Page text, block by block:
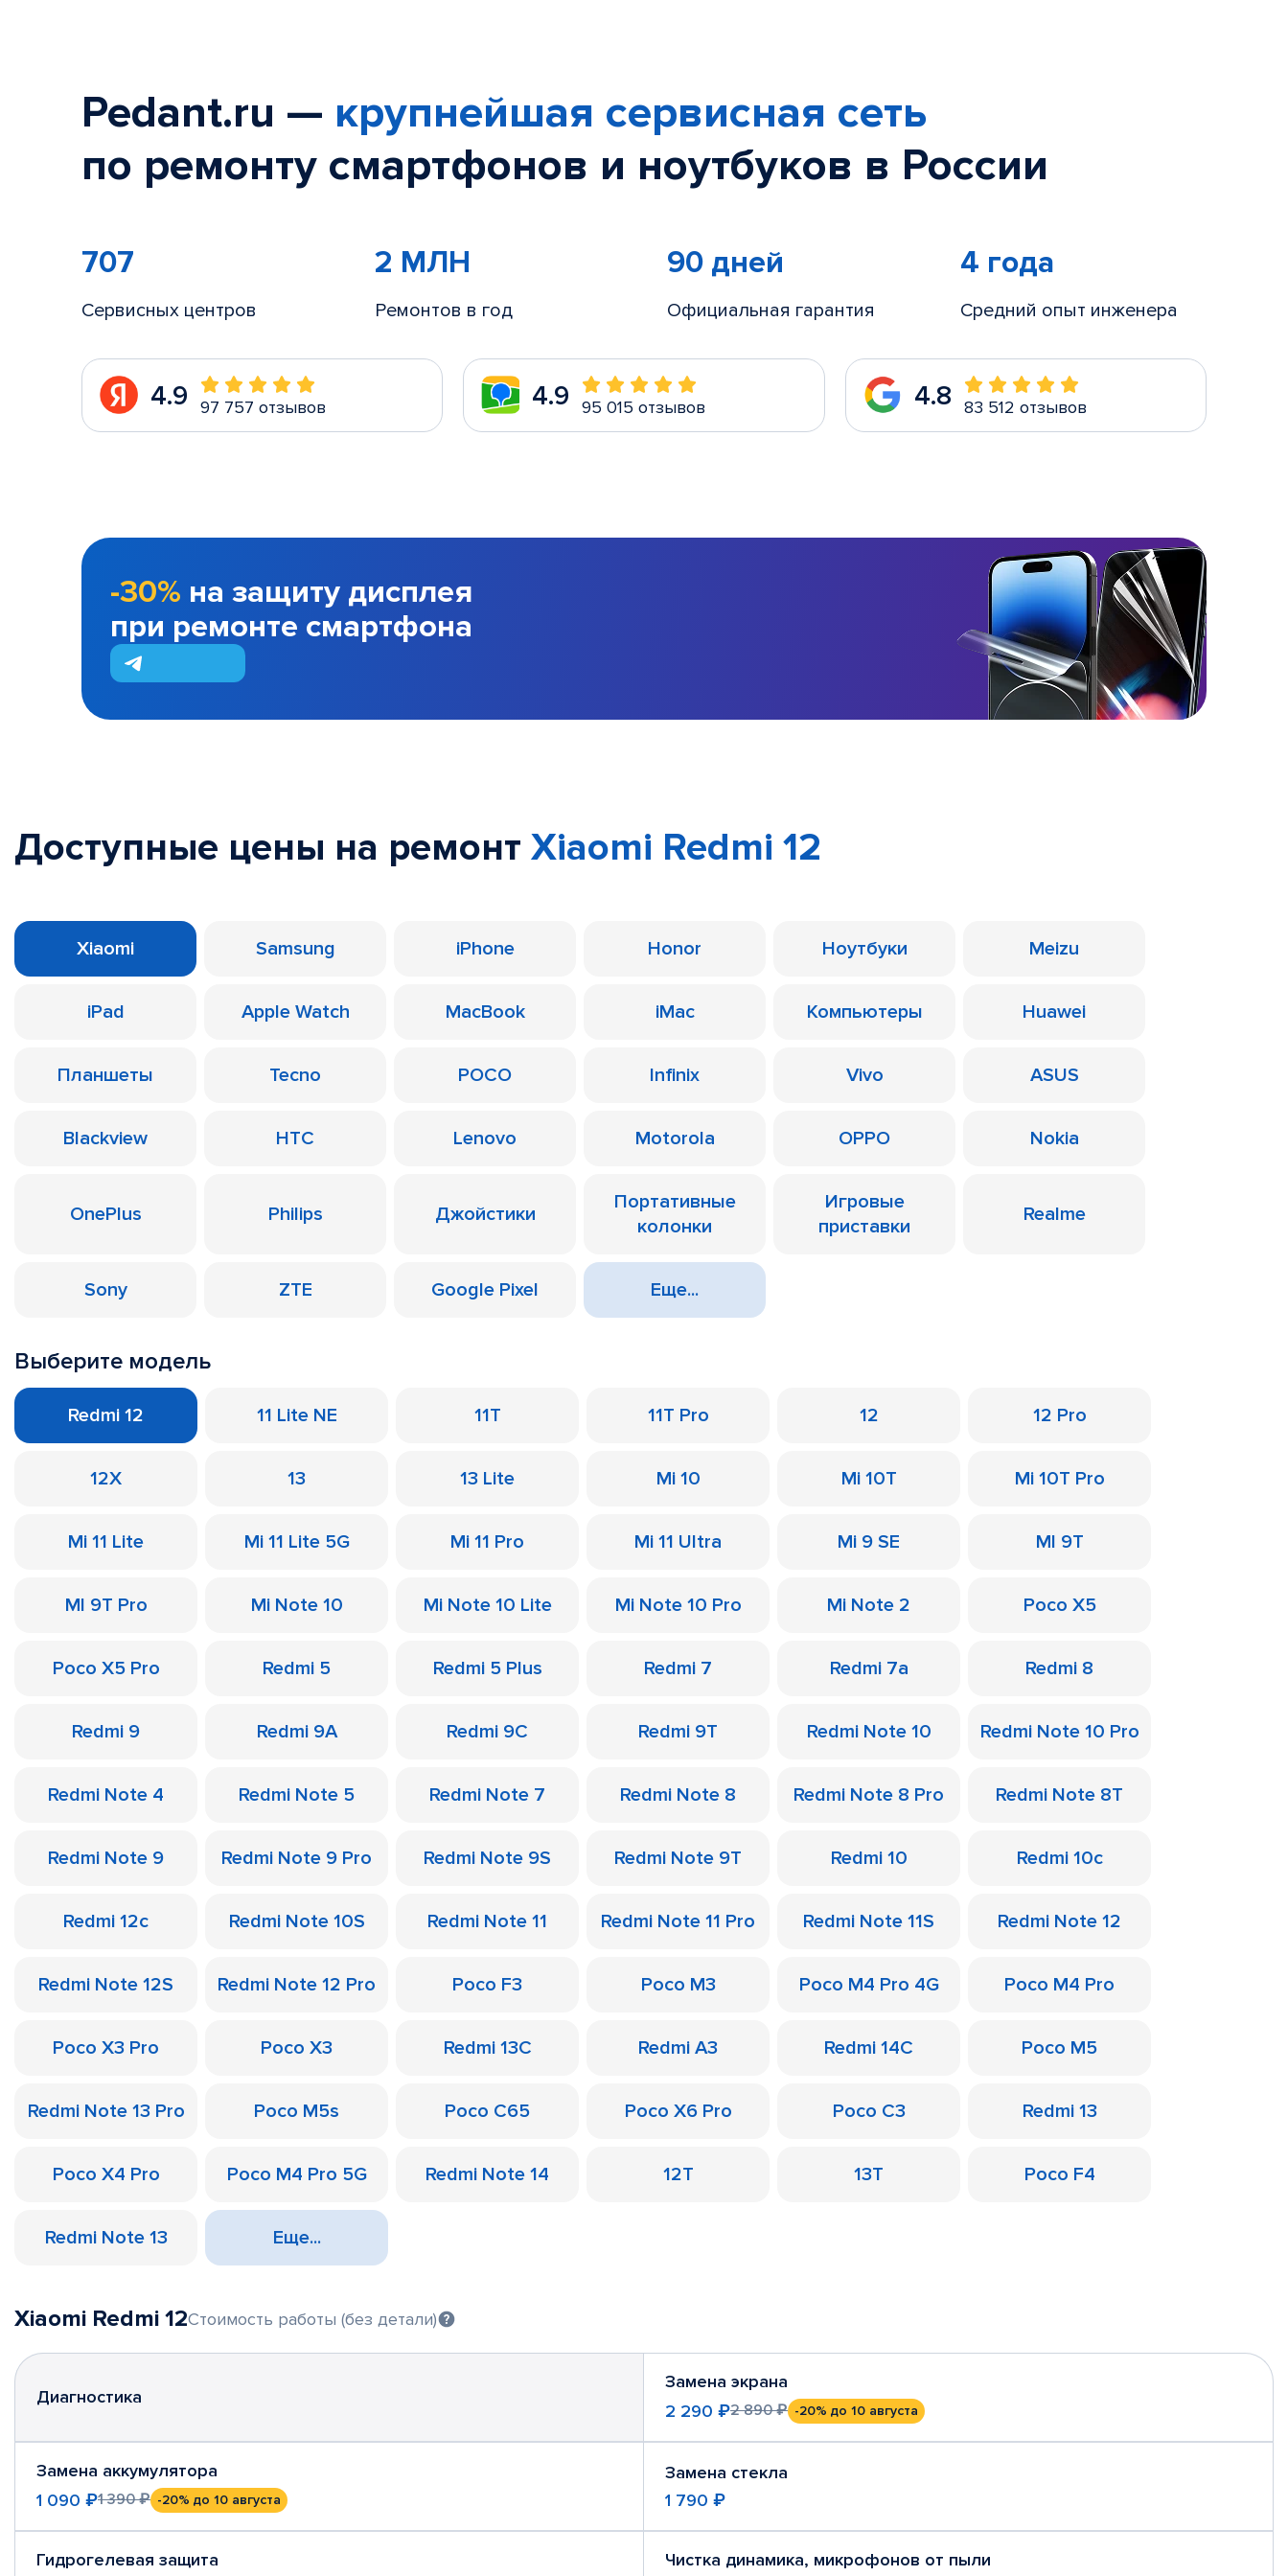
Pedant.ru — крупнейшая сервисная сеть
по ремонту смартфонов и ноутбуков в России
707
Сервисных центров
2 МЛН
Ремонтов в год
90 дней
Официальная гарантия
4 года
Средний опыт инженера
4.9 97 757 отзывов 4.9 95 015 отзывов 4.8 83 512 отзывов
-30% на защиту дисплея
при ремонте смартфона
Доступные цены на ремонт Xiaomi Redmi 12
Xiaomi Samsung iPhone Honor Ноутбуки Meizu
iPad Apple Watch MacBook iMac Компьютеры Huawei
Планшеты Tecno POCO Infinix Vivo ASUS
Blackview HTC Lenovo Motorola OPPO Nokia
OnePlus Philips Джойстики
Портативные
колонки
Игровые
приставки
Realme
Sony ZTE Google Pixel Еще...
Выберите модель
Redmi 12 11 Lite NE 11T 11T Pro 12 12 Pro
12X 13 13 Lite Mi 10 Mi 10T Mi 10T Pro
Mi 11 Lite Mi 11 Lite 5G Mi 11 Pro Mi 11 Ultra Mi 9 SE MI 9T
MI 9T Pro Mi Note 10 Mi Note 10 Lite Mi Note 10 Pro Mi Note 2 Poco X5
Poco X5 Pro Redmi 5 Redmi 5 Plus Redmi 7 Redmi 7a Redmi 8
Redmi 9 Redmi 9A Redmi 9C Redmi 9T Redmi Note 10 Redmi Note 10 Pro
Redmi Note 4 Redmi Note 5 Redmi Note 7 Redmi Note 8 Redmi Note 8 Pro Redmi Note 8T
Redmi Note 9 Redmi Note 9 Pro Redmi Note 9S Redmi Note 9T Redmi 10 Redmi 10c
Redmi 12c Redmi Note 10S Redmi Note 11 Redmi Note 11 Pro Redmi Note 11S Redmi Note 12
Redmi Note 12S Redmi Note 12 Pro Poco F3 Poco M3 Poco M4 Pro 4G Poco M4 Pro
Poco X3 Pro Poco X3 Redmi 13C Redmi A3 Redmi 14C Poco M5
Redmi Note 13 Pro Poco M5s Poco C65 Poco X6 Pro Poco C3 Redmi 13
Poco X4 Pro Poco M4 Pro 5G Redmi Note 14 12T 13T Poco F4
Redmi Note 13 Еще...
Xiaomi Redmi 12Стоимость работы (без детали)
Диагностика
Замена экрана
2 290 ₽2 890 ₽ -20% до 10 августа
Замена аккумулятора
1 090 ₽1 390 ₽ -20% до 10 августа
Замена стекла
1 790 ₽
Гидрогелевая защита Чистка динамика, микрофонов от пыли